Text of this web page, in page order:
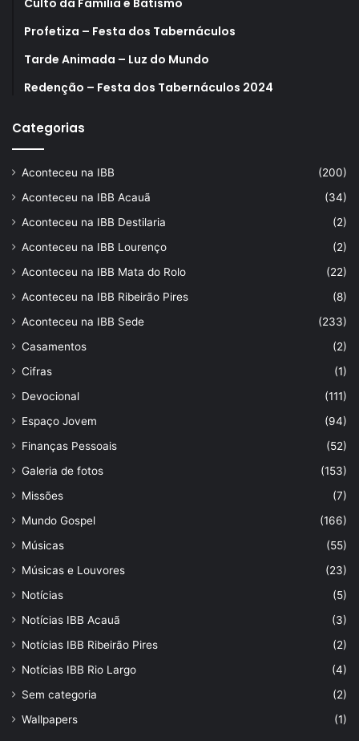
Profetiza – Festa dos Tabernáculos
Tarde Animada – Luz do Mundo
Redenção – Festa dos Tabernáculos 2024
Categorias
Aconteceu na IBB
(200)
Aconteceu na IBB Acauã
(34)
Aconteceu na IBB Destilaria
(2)
Aconteceu na IBB Lourenço
(2)
Aconteceu na IBB Mata do Rolo
(22)
Aconteceu na IBB Ribeirão Pires
(8)
Aconteceu na IBB Sede
(233)
Casamentos
(2)
Cifras
(1)
Devocional
(111)
Espaço Jovem
(94)
Finanças Pessoais
(52)
Galeria de fotos
(153)
Missões
(7)
Mundo Gospel
(166)
Músicas
(55)
Músicas e Louvores
(23)
Notícias
(5)
Notícias IBB Acauã
(3)
Notícias IBB Ribeirão Pires
(2)
Notícias IBB Rio Largo
(4)
Sem categoria
(2)
Wallpapers
(1)